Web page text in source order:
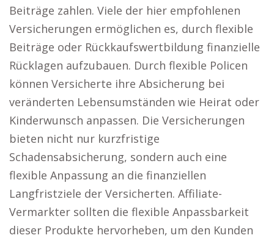
Beiträge zahlen. Viele der hier empfohlenen
Versicherungen ermöglichen es, durch flexible
Beiträge oder Rückkaufswertbildung finanzielle
Rücklagen aufzubauen. Durch flexible Policen
können Versicherte ihre Absicherung bei
veränderten Lebensumständen wie Heirat oder
Kinderwunsch anpassen. Die Versicherungen
bieten nicht nur kurzfristige
Schadensabsicherung, sondern auch eine
flexible Anpassung an die finanziellen
Langfristziele der Versicherten. Affiliate-
Vermarkter sollten die flexible Anpassbarkeit
dieser Produkte hervorheben, um den Kunden